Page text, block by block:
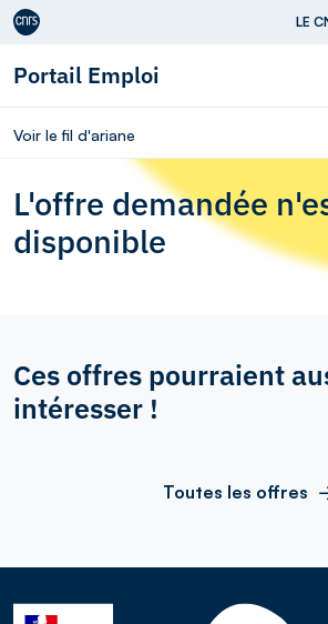
Aller au contenu LE
Portail Emploi
Voir le fil d'ariane
L'offre demandée
disponible
Ces offres pourraient
intéresser !
Toutes les offres